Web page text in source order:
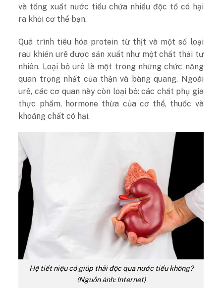
và tống xuất nước tiểu chứa nhiều độc tố có hại
ra khỏi cơ thể bạn.
Quá trình tiêu hóa protein từ thịt và một số loại
rau khiến urê được sản xuất như một chất thải tự
nhiên. Loại bỏ urê là một trong những chức năng
quan trọng nhất của thận và bàng quang. Ngoài
urê, các cơ quan này còn loại bỏ: các chất phụ gia
thực phẩm, hormone thừa của cơ thể, thuốc và
khoáng chất có hại.
Hệ tiết niệu có giúp thải độc qua nước tiểu không?
(Nguồn ảnh: Internet)